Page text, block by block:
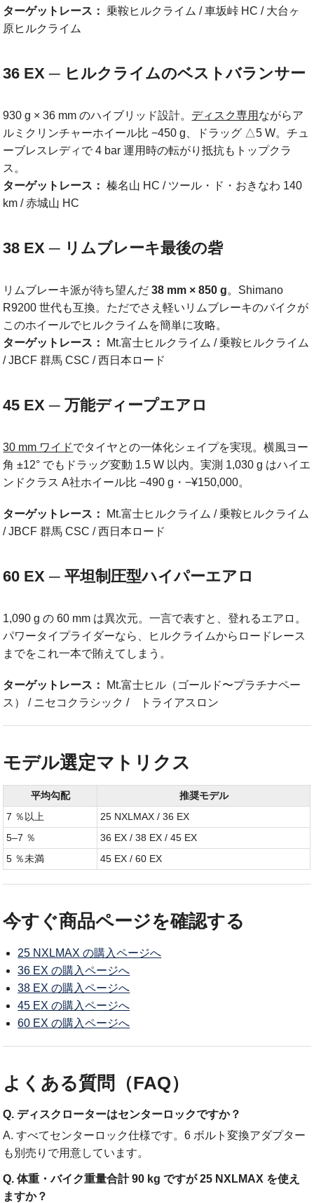
ターゲットレース： 乗鞍ヒルクライム / 車坂峠 HC / 大台ヶ
原ヒルクライム
36 EX ─ ヒルクライムのベストバランサー
930 g × 36 mm のハイブリッド設計。 ディスク専用 ながらア
ルミクリンチャーホイール比 −450 g、ドラッグ △5 W。チュ
ーブレスレディで 4 bar 運用時の転がり抵抗もトップクラ
ス。
ターゲットレース： 榛名山 HC / ツール・ド・おきなわ 140
km / 赤城山 HC
38 EX ─ リムブレーキ最後の砦
リムブレーキ派が待ち望んだ38 mm × 850 g。Shimano
R9200 世代も互換。ただでさえ軽いリムブレーキのバイクが
このホイールでヒルクライムを簡単に攻略。
ターゲットレース：
Mt.富士ヒルクライム / 乗鞍ヒルクライム
/ JBCF 群馬 CSC / 西日本ロード
45 EX ─ 万能ディープエアロ
30 mm ワイドでタイヤとの一体化シェイプを実現。横風ヨー
角 ±12° でもドラッグ変動 1.5 W 以内。実測 1,030 g はハイエ
ンドクラス A社ホイール比 −490 g・−¥150,000。
ターゲットレース：
Mt.富士ヒルクライム / 乗鞍ヒルクライム
/ JBCF 群馬 CSC / 西日本ロード
60 EX ─ 平坦制圧型ハイパーエアロ
1,090 g の 60 mm は異次元。一言で表すと、登れるエアロ。
パワータイプライダーなら、ヒルクライムからロードレース
までをこれ一本で賄えてしまう。
ターゲットレース：
Mt.富士ヒル（ゴールド〜プラチナペー
ス） / ニセコクラシック / トライアスロン
モデル選定マトリクス
平均勾配
推奨モデル
7 ％以上
25 NXLMAX / 36 EX
5–7 ％
36 EX / 38 EX / 45 EX
5 ％未満
45 EX / 60 EX
今すぐ商品ページを確認する
25 NXLMAX の購入ページへ
36 EX の購入ページへ
38 EX の購入ページへ
45 EX の購入ページへ
60 EX の購入ページへ
よくある質問（FAQ）
Q. ディスクローターはセンターロックですか？
A. すべてセンターロック仕様です。6 ボルト変換アダプター
も別売りで用意しています。
Q. 体重・バイク重量合計 90 kg ですが 25 NXLMAX を使え
ますか？